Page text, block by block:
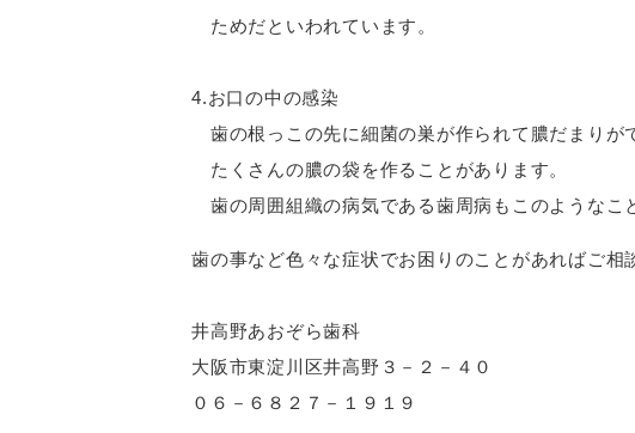
ためだといわれています。
4.お口の中の感染
歯の根っこの先に細菌の巣が作られて膿だまりが
たくさんの膿の袋を作ることがあります。
歯の周囲組織の病気である歯周病もこのようなこ
歯の事など色々な症状でお困りのことがあればご相
井高野あおぞら歯科
大阪市東淀川区井高野３－２－４０
０６－６８２７－１９１９